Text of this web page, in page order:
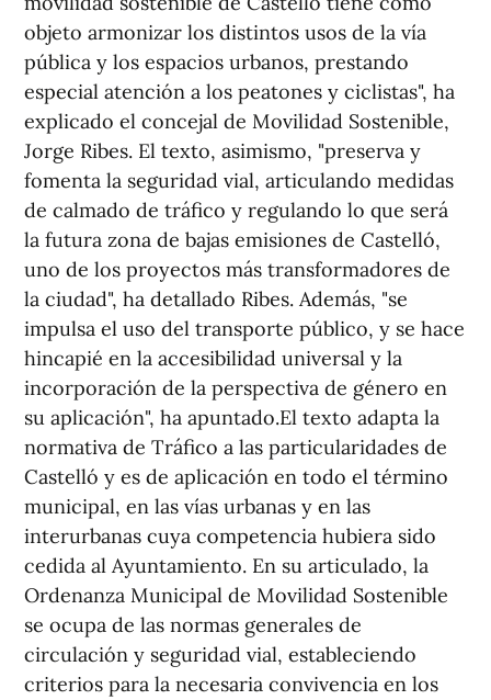
objeto armonizar los distintos usos de la vía
pública y los espacios urbanos, prestando
especial atención a los peatones y ciclistas", ha
explicado el concejal de Movilidad Sostenible,
Jorge Ribes. El texto, asimismo, "preserva y
fomenta la seguridad vial, articulando medidas
de calmado de tráfico y regulando lo que será
la futura zona de bajas emisiones de Castelló,
uno de los proyectos más transformadores de
la ciudad", ha detallado Ribes. Además, "se
impulsa el uso del transporte público, y se hace
hincapié en la accesibilidad universal y la
incorporación de la perspectiva de género en
su aplicación", ha apuntado.El texto adapta la
normativa de Tráfico a las particularidades de
Castelló y es de aplicación en todo el término
municipal, en las vías urbanas y en las
interurbanas cuya competencia hubiera sido
cedida al Ayuntamiento. En su articulado, la
Ordenanza Municipal de Movilidad Sostenible
se ocupa de las normas generales de
circulación y seguridad vial, estableciendo
criterios para la necesaria convivencia en los